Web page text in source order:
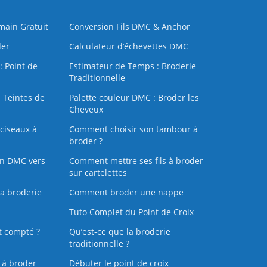
Gratuit
Conversion Fils DMC & Anchor
Calculateur d’échevettes DMC
Point de
Estimateur de Temps : Broderie
Traditionnelle
Teintes de
Palette couleur DMC : Broder les
Cheveux
à
Comment choisir son tambour à
broder ?
DMC vers
Comment mettre ses fils à broder
sur cartelettes
broderie
Comment broder une nappe
Tuto Complet du Point de Croix
compté ?
Qu’est-ce que la broderie
traditionnelle ?
broder
Débuter le point de croix